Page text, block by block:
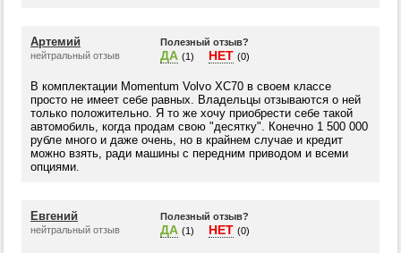
Артемий
нейтральный отзыв
Полезный отзыв?
ДА (1) НЕТ (0)
В комплектации Momentum Volvo XC70 в своем классе
просто не имеет себе равных. Владельцы отзываются о ней
только положительно. Я то же хочу приобрести себе такой
автомобиль, когда продам свою "десятку". Конечно 1 500 000
рубле много и даже очень, но в крайнем случае и кредит
можно взять, ради машины с передним приводом и всеми
опциями.
Евгений
нейтральный отзыв
Полезный отзыв?
ДА (1) НЕТ (0)